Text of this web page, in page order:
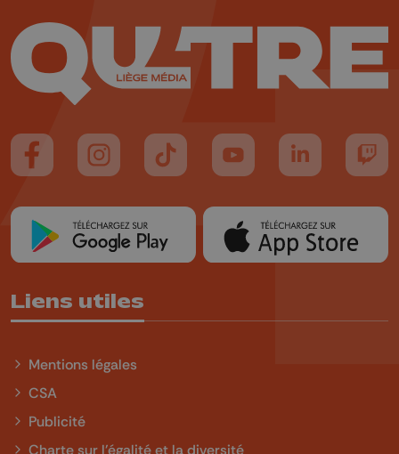
Suivez-nous sur FaceBook
Suivez-nous sur Instagram
Suivez-nous sur TikTok
Suivez-nous sur YouTube
Suivez-nous
Liens utiles
Mentions légales
CSA
Publicité
Charte sur l'égalité et la diversité